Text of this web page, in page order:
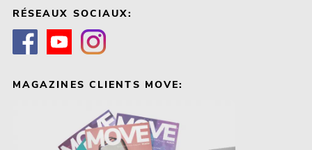
RÉSEAUX SOCIAUX:
MAGAZINES CLIENTS MOVE: